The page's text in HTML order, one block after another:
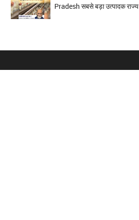
Pradesh सबसे बड़ा उत्पादक राज्य